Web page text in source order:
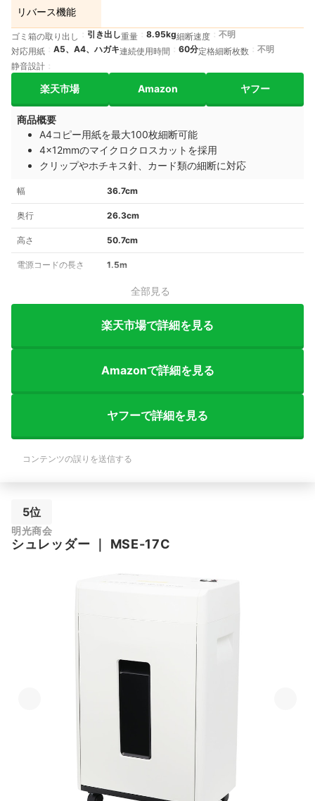
リバース機能
ゴミ箱の取り出し 引き出し重量 8.95kg細断速度
不明
対応用紙
A5、A4、ハガキ連続使用時間 60分定格細断枚数
不明
静音設計
楽天市場 Amazon ヤフー
商品概要
A4コピー用紙を最大100枚細断可能
4×12mmのマイクロクロスカットを採用
クリップやホチキス針、カード類の細断に対応
幅 36.7cm
奥行 26.3cm
高さ 50.7cm
電源コードの長さ 1.5m
全部見る
楽天市場で詳細を見る
Amazonで詳細を見る
ヤフーで詳細を見る
コンテンツの誤りを送信する
5位
明光商会
シュレッダー MSE-17C